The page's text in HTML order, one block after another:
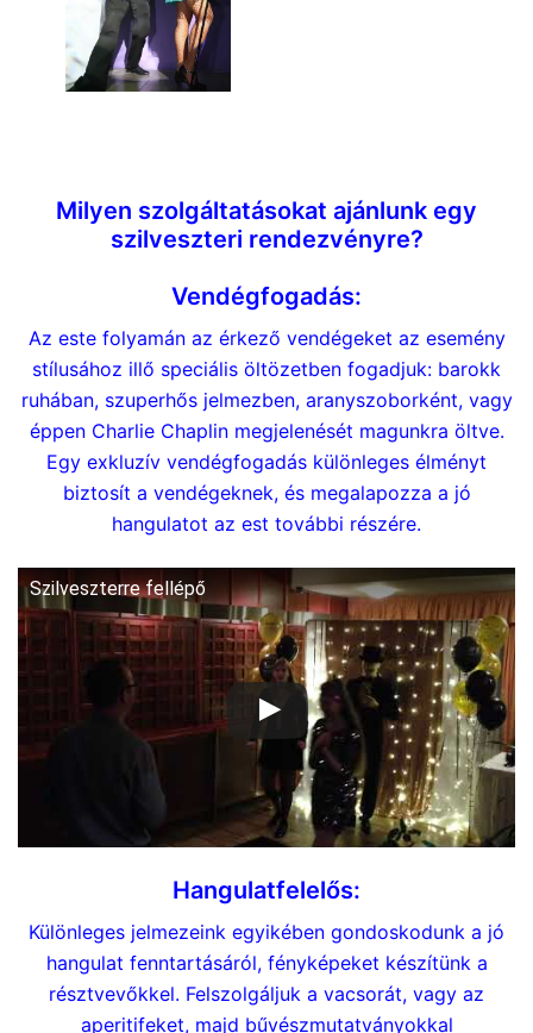
Milyen szolgáltatásokat ajánlunk egy
szilveszteri rendezvényre?
Vendégfogadás:
Az este folyamán az érkező vendégeket az esemény
stílusához illő speciális öltözetben fogadjuk: barokk
ruhában, szuperhős jelmezben, aranyszoborként, vagy
éppen Charlie Chaplin megjelenését magunkra öltve.
Egy exkluzív vendégfogadás különleges élményt
biztosít a vendégeknek, és megalapozza a jó
hangulatot az est további részére.
Szilveszterre fellépő
Hangulatfelelős:
Különleges jelmezeink egyikében gondoskodunk a jó
hangulat fenntartásáról, fényképeket készítünk a
résztvevőkkel. Felszolgáljuk a vacsorát, vagy az
aperitifeket, majd bűvészmutatványokkal